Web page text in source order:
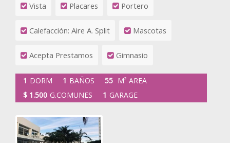
Vista Placares Portero
Calefacción: Aire A. Split Mascotas
Acepta Prestamos Gimnasio
1 DORM 1 BAÑOS 55 M² AREA
$ 1.500 G.COMUNES 1 GARAGE